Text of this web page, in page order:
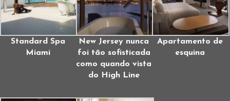
Standard Spa
Miami
New Jersey nunca
foi tão sofisticada
como quando vista
do High Line
Apartamento de
esquina